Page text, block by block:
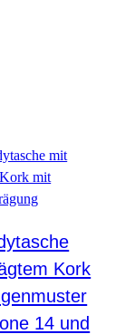
Kork
14 und